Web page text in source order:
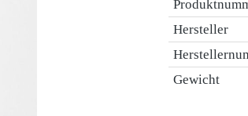
Hersteller
Gewicht